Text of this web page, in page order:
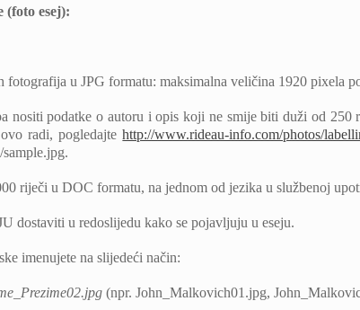
(foto esej):
fotografija u JPG formatu: maksimalna veličina 1920 pixela
nositi podatke o autoru i opis koji ne smije biti duži od
radi, pogledajtehttp://www.rideau-info.com/photos/
riječi u DOC formatu, na jednom od jezika u službenoj
dostaviti u redoslijedu kako se pojavljuju u eseju.
imenujete na slijedeći način:
(npr. John_Malkovich01.jpg,